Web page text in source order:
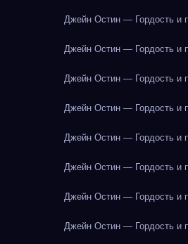
Джейн Остин — Гордость и
Джейн Остин — Гордость и
Джейн Остин — Гордость и
Джейн Остин — Гордость и
Джейн Остин — Гордость и
Джейн Остин — Гордость и
Джейн Остин — Гордость и
Джейн Остин — Гордость и